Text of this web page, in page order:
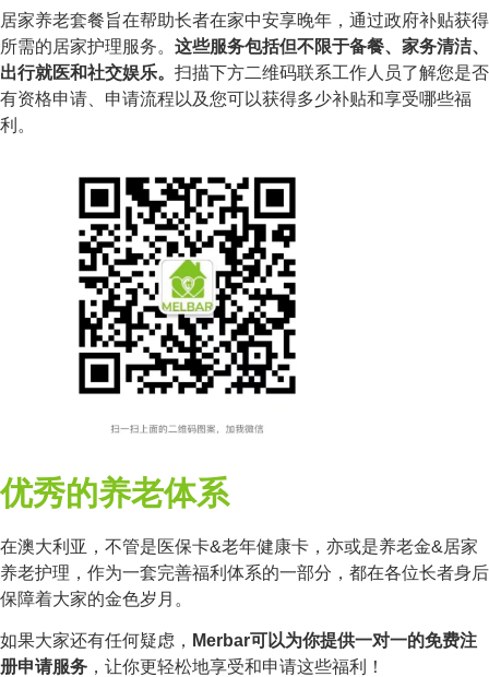
居家养老套餐旨在帮助长者在家中安享晚年，通过政府补贴获得
所需的居家护理服务。 这些服务包括但不限于备餐、家务清洁、
出行就医和社交娱乐。 扫描下方二维码联系工作人员了解您是否
有资格申请、申请流程以及您可以获得多少补贴和享受哪些福
利。
优秀的养老体系
在澳大利亚，不管是医保卡&老年健康卡，亦或是养老金&居家
养老护理，作为一套完善福利体系的一部分，都在各位长者身后
保障着大家的金色岁月。
如果大家还有任何疑虑， Merbar可以为你提供一对一的免费注
册申请服务 ，让你更轻松地享受和申请这些福利！